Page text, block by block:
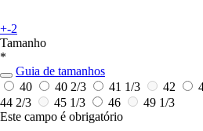
+-2
Tamanho
*
Guia de tamanhos
40
40 2/3 41 1/3 42
44 2/3
45 1/3 46
49 1/3
Este campo é obrigatório